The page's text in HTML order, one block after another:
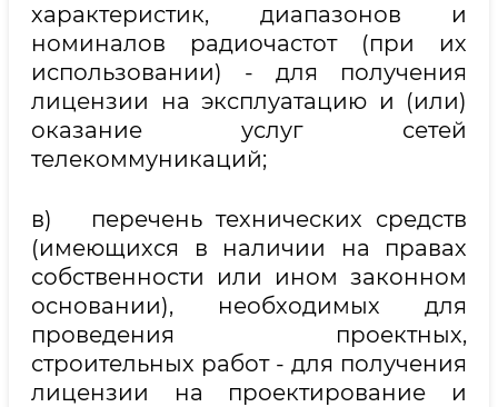
характеристик, диапазонов и
номиналов радиочастот (при их
использовании) - для получения
лицензии на эксплуатацию и (или)
оказание услуг сетей
телекоммуникаций;
в) перечень технических средств
(имеющихся в наличии на правах
собственности или ином законном
основании), необходимых для
проведения проектных,
строительных работ - для получения
лицензии на проектирование и